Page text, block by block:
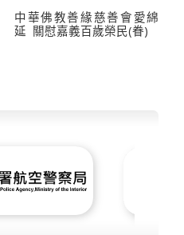
中華佛教善緣慈善會愛綿
延 關慰嘉義百歲榮民(眷)